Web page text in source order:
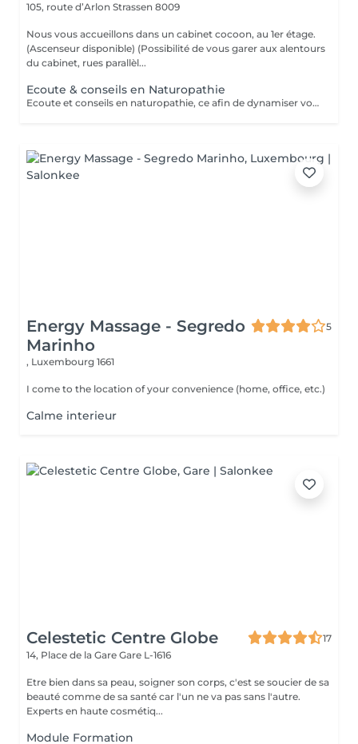
105, route d’Arlon Strassen 8009
Nous vous accueillons dans un cabinet cocoon, au 1er étage.
(Ascenseur disponible) (Possibilité de vous garer aux alentours
du cabinet, rues parallèl...
Ecoute & conseils en Naturopathie
Ecoute et conseils en naturopathie, ce afin de dynamiser votre retour à la vitalité mentale et corporelle. (Anamnèse de votre mode de vie et de votre quotidien, et mise en place de votre plan "bien-être") Les conseils ou soins en naturopathie ne remplacent en aucun cas un traitement chez votre médecin. Chèque cadeau disponible (Montant de votre choix, celui-ci est à indiquer lors de votre demande) (Temps de séance facultatif)
Energy Massage - Segredo
Marinho
5
, Luxembourg 1661
I come to the location of your convenience (home, office, etc.)
Calme interieur
Celestetic Centre Globe
17
14, Place de la Gare Gare L-1616
Etre bien dans sa peau, soigner son corps, c'est se soucier de sa
beauté comme de sa santé car l'un ne va pas sans l'autre.
Experts en haute cosmétiq...
Module Formation